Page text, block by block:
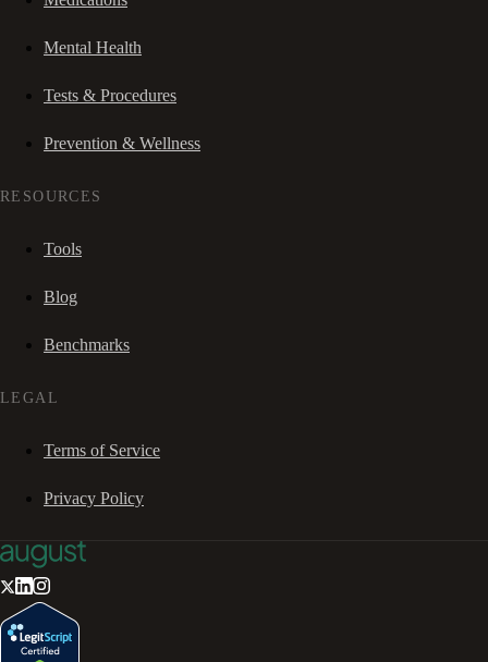
Mental Health
Tests & Procedures
Prevention & Wellness
RESOURCES
Tools
Blog
Benchmarks
LEGAL
Terms of Service
Privacy Policy